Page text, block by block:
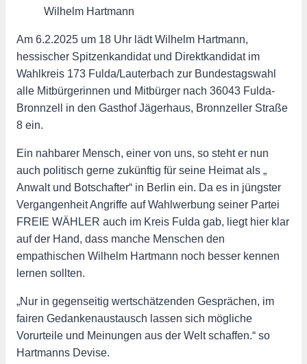
Wilhelm Hartmann
Am 6.2.2025 um 18 Uhr lädt Wilhelm Hartmann,
hessischer Spitzenkandidat und Direktkandidat im
Wahlkreis 173 Fulda/Lauterbach zur Bundestagswahl
alle Mitbürgerinnen und Mitbürger nach 36043 Fulda-
Bronnzell in den Gasthof Jägerhaus, Bronnzeller Straße
8 ein.
Ein nahbarer Mensch, einer von uns, so steht er nun
auch politisch gerne zukünftig für seine Heimat als „
Anwalt und Botschafter“ in Berlin ein. Da es in jüngster
Vergangenheit Angriffe auf Wahlwerbung seiner Partei
FREIE WÄHLER auch im Kreis Fulda gab, liegt hier klar
auf der Hand, dass manche Menschen den
empathischen Wilhelm Hartmann noch besser kennen
lernen sollten.
„Nur in gegenseitig wertschätzenden Gesprächen, im
fairen Gedankenaustausch lassen sich mögliche
Vorurteile und Meinungen aus der Welt schaffen.“ so
Hartmanns Devise.